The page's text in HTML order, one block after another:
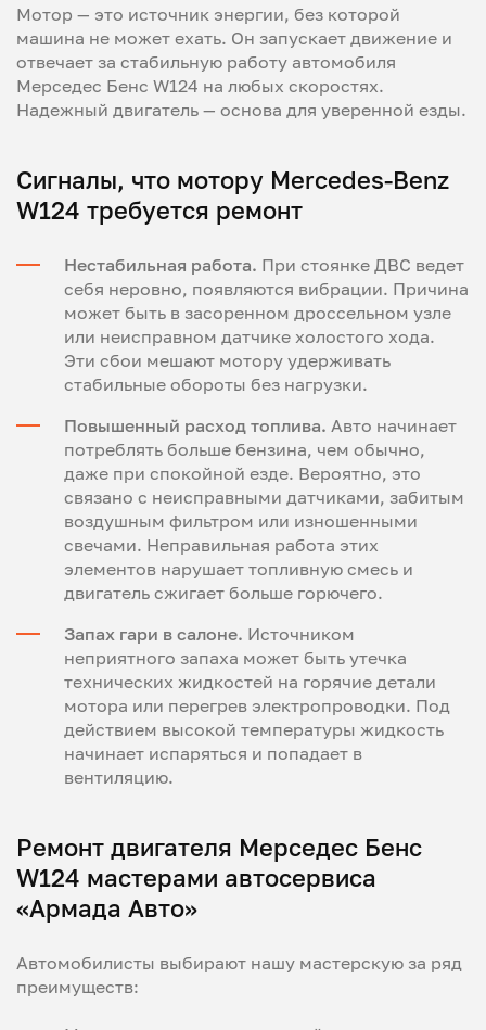
Мотор — это источник энергии, без которой
машина не может ехать. Он запускает движение и
отвечает за стабильную работу автомобиля
Мерседес Бенс W124 на любых скоростях.
Надежный двигатель — основа для уверенной езды.
Сигналы, что мотору Mercedes-Benz
W124 требуется ремонт
Нестабильная работа. При стоянке ДВС ведет
себя неровно, появляются вибрации. Причина
может быть в засоренном дроссельном узле
или неисправном датчике холостого хода.
Эти сбои мешают мотору удерживать
стабильные обороты без нагрузки.
Повышенный расход топлива. Авто начинает
потреблять больше бензина, чем обычно,
даже при спокойной езде. Вероятно, это
связано с неисправными датчиками, забитым
воздушным фильтром или изношенными
свечами. Неправильная работа этих
элементов нарушает топливную смесь и
двигатель сжигает больше горючего.
Запах гари в салоне. Источником
неприятного запаха может быть утечка
технических жидкостей на горячие детали
мотора или перегрев электропроводки. Под
действием высокой температуры жидкость
начинает испаряться и попадает в
вентиляцию.
Ремонт двигателя Мерседес Бенс
W124 мастерами автосервиса
«Армада Авто»
Автомобилисты выбирают нашу мастерскую за ряд
преимуществ: